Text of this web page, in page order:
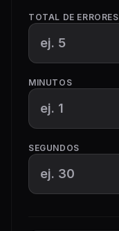
TOTAL DE ERRORES
MINUTOS
SEGUNDOS